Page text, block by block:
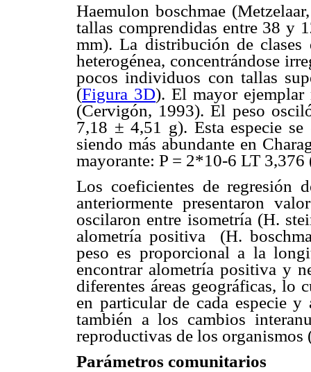
Haemulon boschmae
tallas comprendidas entre 38 y
mm). La distribución de
heterogénea, concentrándose
pocos individuos con tallas
(Figura 3D). El mayor ejemplar
(Cervigón, 1993). El peso
7,18 ± 4,51 g). Esta especie
siendo más abundante en
mayorante: P = 2*10-6 LT
Los coeficientes de regresión
anteriormente presentaron
oscilaron entre isometría (H.
alometría positiva (H.
peso es proporcional a la
encontrar alometría positiva y
diferentes áreas geográficas, lo
en particular de cada especie
también a los cambios
reproductivas de los organismos
Parámetros comunitarios